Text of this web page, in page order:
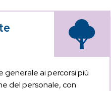
generale ai percorsi più
del personale, con